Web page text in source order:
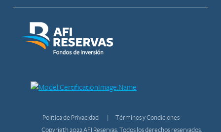
Política de Privacidad
Términos y Condiciones
Copyrigth 2022 AFI Reservas. Todos los derechos reservados.